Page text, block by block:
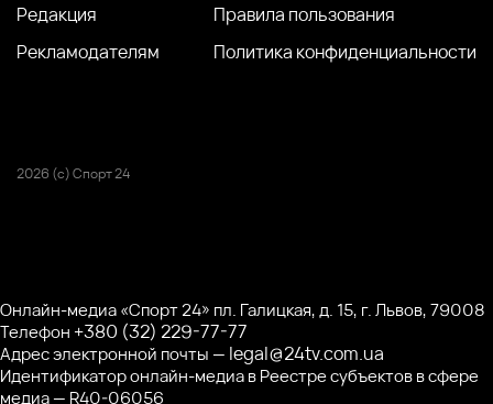
Редакция
Рекламодателям
Правила пользования
Политика конфиденциальности
2026 (с) Спорт 24
Онлайн-медиа «Спорт 24» пл. Галицкая, д. 15, г. Львов, 79008
Телефон +380 (32) 229-77-77
Адрес электронной почты — legal@24tv.com.ua
Идентификатор онлайн-медиа в Реестре субъектов в сфере
медиа — R40-06056